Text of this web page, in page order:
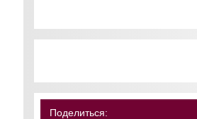
Поделиться: